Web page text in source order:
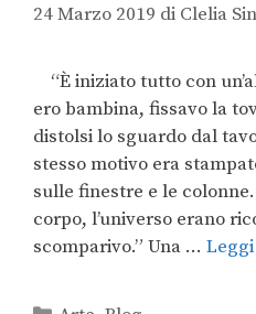
24 Marzo 2019 di Clelia
“È iniziato tutto con
ero bambina, fissavo la
distolsi lo sguardo dal
stesso motivo era
sulle finestre e le
corpo, l’universo erano
scomparivo.” Una …